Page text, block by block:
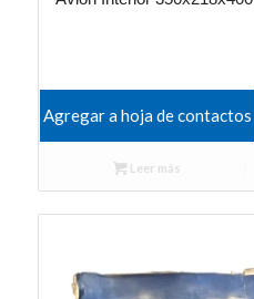
Agregar a hoja de contactos
Leer más